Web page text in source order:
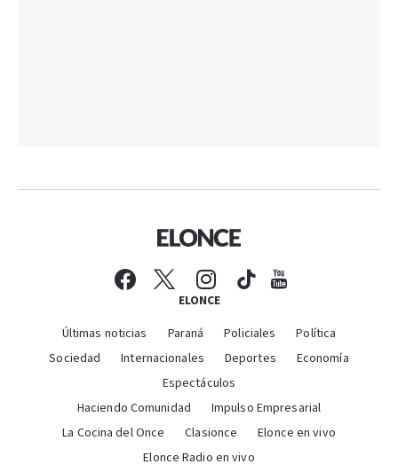
ELONCE
Últimas noticias Paraná Policiales
Política
Sociedad
Internacionales Deportes
Economía
Espectáculos
Haciendo Comunidad
Impulso Empresarial
La Cocina del Once
Clasionce
Elonce en vivo
Elonce Radio en vivo